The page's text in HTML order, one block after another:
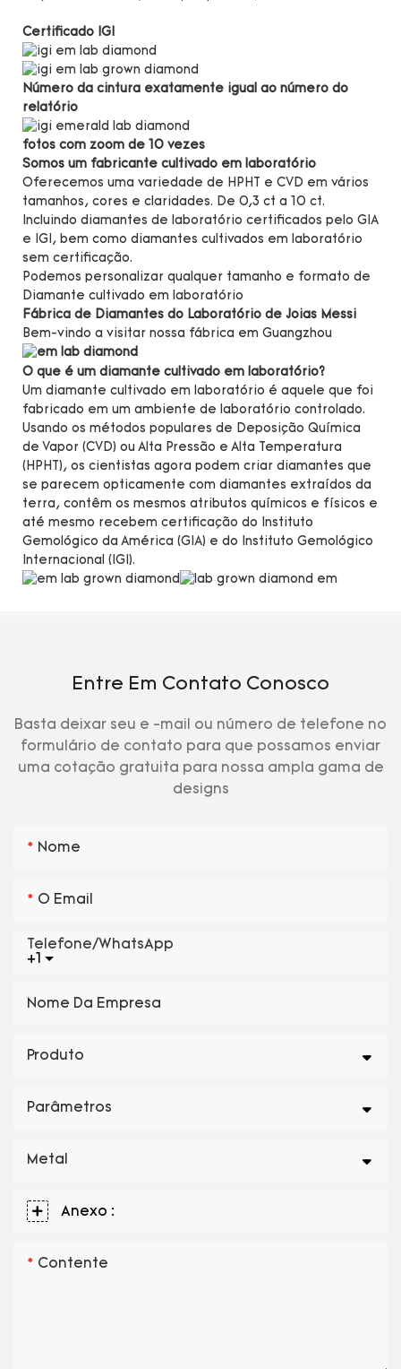
Certificado IGI
Número da cintura exatamente igual ao número do
relatório
fotos com zoom de 10 vezes
Somos um fabricante cultivado em laboratório
Oferecemos uma variedade de HPHT e CVD em vários
tamanhos, cores e claridades. De 0,3 ct a 10 ct.
Incluindo diamantes de laboratório certificados pelo GIA
e IGI, bem como diamantes cultivados em laboratório
sem certificação.
Podemos personalizar qualquer tamanho e formato de
Diamante cultivado em laboratório
Fábrica de Diamantes do Laboratório de Joias Messi
Bem-vindo a visitar nossa fábrica em Guangzhou
O que é um diamante cultivado em laboratório?
Um diamante cultivado em laboratório é aquele que foi
fabricado em um ambiente de laboratório controlado.
Usando os métodos populares de Deposição Química
de Vapor (CVD) ou Alta Pressão e Alta Temperatura
(HPHT), os cientistas agora podem criar diamantes que
se parecem opticamente com diamantes extraídos da
terra, contêm os mesmos atributos químicos e físicos e
até mesmo recebem certificação do Instituto
Gemológico da América (GIA) e do Instituto Gemológico
Internacional (IGI).
Entre Em Contato Conosco
Basta deixar seu e -mail ou número de telefone no
formulário de contato para que possamos enviar
uma cotação gratuita para nossa ampla gama de
designs
Nome
O Email
+1
Telefone/WhatsApp
Nome Da Empresa
Produto
Parâmetros
Metal
Anexo :
Contente